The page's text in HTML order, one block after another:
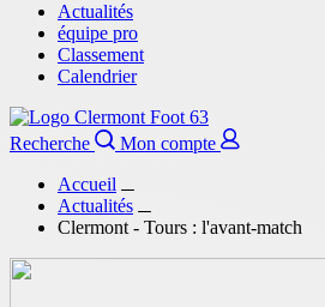
Actualités
équipe pro
Classement
Calendrier
Recherche
Mon compte
Accueil
Actualités
Clermont - Tours : l'avant-match